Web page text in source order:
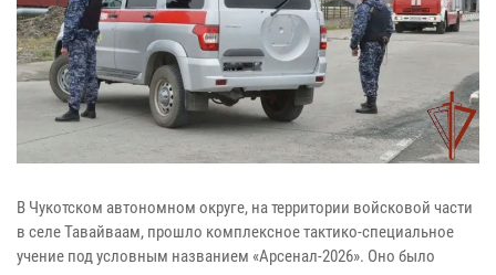
В Чукотском автономном округе, на территории войсковой части
в селе Тавайваам, прошло комплексное тактико-специальное
учение под условным названием «Арсенал-2026». Оно было